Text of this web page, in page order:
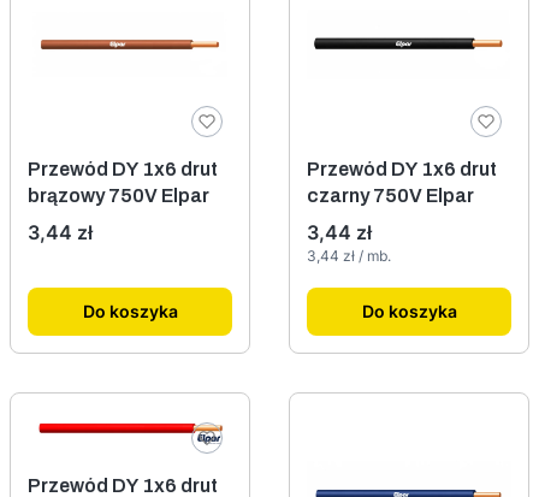
Przewód DY 1x6 drut
brązowy 750V Elpar
Cena
3,44 zł
Do koszyka
Przewód DY 1x6 drut
czarny 750V Elpar
Cena
3,44 zł
Cena jednostkowa
3,44 zł / mb.
Do koszyka
Przewód DY 1x6 drut